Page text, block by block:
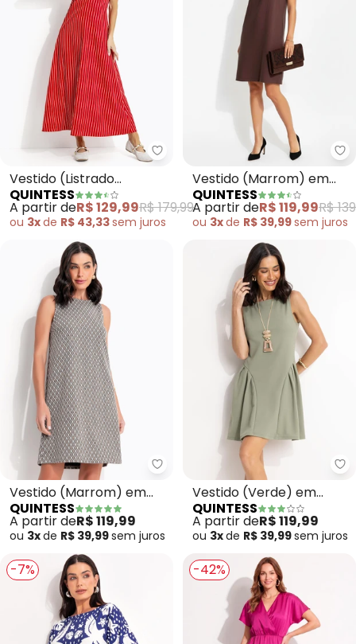
Quintess - Vestido (Listrado
Vestido (Listrado
Vermelho) em Tecido de
Poliéster
QUINTESS
A partir deR$ 129,99R$ 179,99
ou 3xde R$ 43,33sem juros
Vestido (Marrom) em
Viscose Plana Sarjada
QUINTESS
A partir deR$ 119,99R$
ou 3xde R$ 39,99sem juros
Quintess - Vestido (Marrom)
Vestido (Marrom) em
Malha Jacquard
QUINTESS
A partir deR$ 119,99
ou 3xde R$ 39,99sem juros
Vestido (Verde) em
Malha Crepe
QUINTESS
A partir deR$ 119,99
ou 3xde R$ 39,99sem juros
-7% -42%